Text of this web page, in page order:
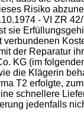
Risiko
- VI ZR
sie
der Reparatur
KG (im
die Klägerin
T2 erfolgte,
schnellere
jedenfalls